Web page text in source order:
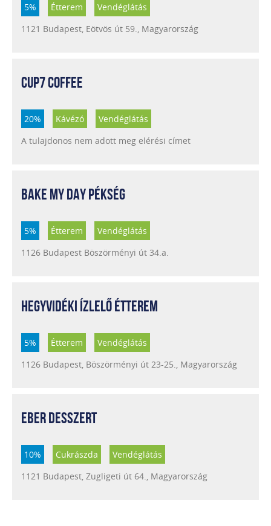
5% Étterem
Vendéglátás
1121 Budapest, Eötvös út 59., Magyarország
CUP7 COFFEE
20% Kávézó
Vendéglátás
A tulajdonos nem adott meg elérési címet
BAKE MY DAY PÉKSÉG
5% Étterem
Vendéglátás
1126 Budapest Böszörményi út 34.a.
HEGYVIDÉKI ÍZLELŐ ÉTTEREM
5% Étterem
Vendéglátás
1126 Budapest, Böszörményi út 23-25., Magyarország
EBER DESSZERT
10% Cukrászda
Vendéglátás
1121 Budapest, Zugligeti út 64., Magyarország